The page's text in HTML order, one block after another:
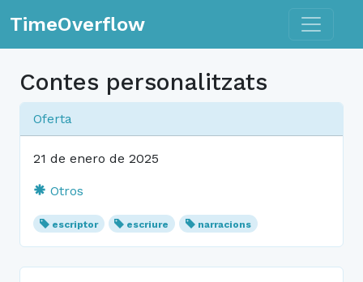
TimeOverflow Toggle
Contes personalitzats
Oferta
21 de enero de 2025
Otros
escriptor escriure narracions